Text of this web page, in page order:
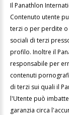
Il Panathlon
Contenuto utente
terzi o per perdite o
sociali di terzi
profilo. Inoltre il
responsabile per
contenuti
di terzi sui quali il
l'Utente può
garanzia circa